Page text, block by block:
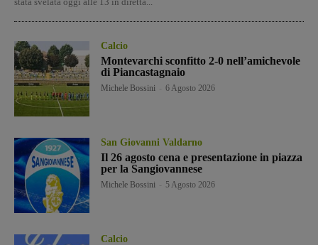
Calcio
Montevarchi sconfitto 2-0 nell’amichevole
di Piancastagnaio
Michele Bossini 6 Agosto 2026
San Giovanni Valdarno
Il 26 agosto cena e presentazione in piazza
per la Sangiovannese
Michele Bossini 5 Agosto 2026
Calcio